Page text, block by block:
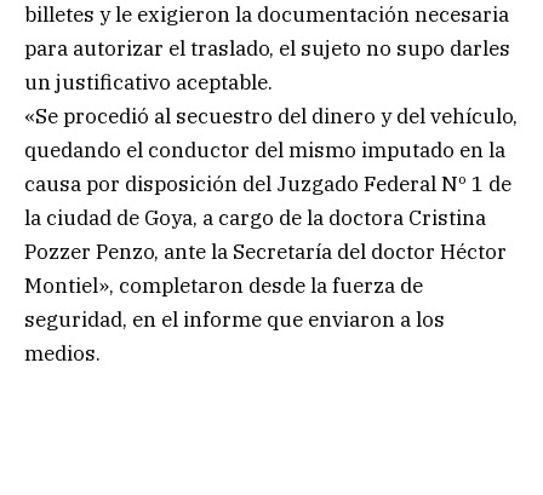
billetes y le exigieron la documentación necesaria
para autorizar el traslado, el sujeto no supo darles
un justificativo aceptable.
«Se procedió al secuestro del dinero y del vehículo,
quedando el conductor del mismo imputado en la
causa por disposición del Juzgado Federal Nº 1 de
la ciudad de Goya, a cargo de la doctora Cristina
Pozzer Penzo, ante la Secretaría del doctor Héctor
Montiel», completaron desde la fuerza de
seguridad, en el informe que enviaron a los
medios.